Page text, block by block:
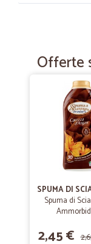
Sono stata
—
affidabile e
affidabile e veloce
Eccezionale!
Eccezionale!
Offerte
SPUMA DI
Spuma di
d'Argan
2,45 €